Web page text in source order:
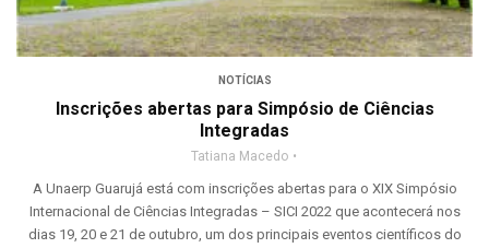
NOTÍCIAS
Inscrições abertas para Simpósio de Ciências
Integradas
Tatiana Macedo
A Unaerp Guarujá está com inscrições abertas para o XIX Simpósio
Internacional de Ciências Integradas – SICI 2022 que acontecerá nos
dias 19, 20 e 21 de outubro, um dos principais eventos científicos do